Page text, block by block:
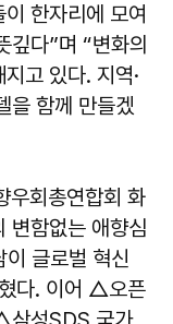
한자리에 모여
깊다”며 “변화의
고 있다. 지역·
을 함께 만들겠
우회총연합회 화
변함없는 애향심
이 글로벌 혁신
다. 이어 △오픈